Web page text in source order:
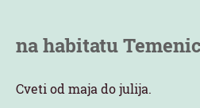
na habitatu
Cveti od maja do julija.